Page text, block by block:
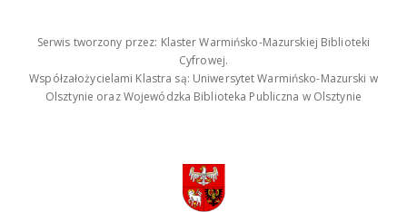
Serwis tworzony przez: Klaster Warmińsko-Mazurskiej Biblioteki
Cyfrowej.
Współzałożycielami Klastra są: Uniwersytet Warmińsko-Mazurski w
Olsztynie oraz Wojewódzka Biblioteka Publiczna w Olsztynie